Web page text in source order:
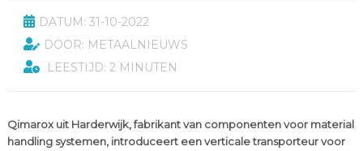
DATUM: 31-10-2022
DOOR: METAALNIEUWS
LEESTIJD: 2 MINUTEN
Qimarox uit Harderwijk, fabrikant van componenten voor material
handling systemen, introduceert een verticale transporteur voor